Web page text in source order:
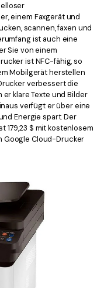
einem Faxgerät und
scannen, faxen und
ist auch eine
Sie von einem
ist NFC-fähig, so
Mobilgerät herstellen
verbessert die
klare Texte und Bilder
verfügt er über eine
Energie spart. Der
179,23 $ mit kostenlosem
Google Cloud-Drucker